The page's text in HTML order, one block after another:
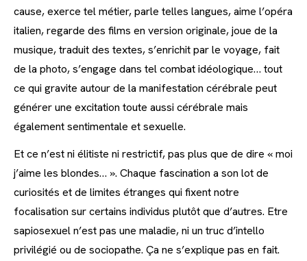
cause, exerce tel métier, parle telles langues, aime l’opéra
italien, regarde des films en version originale, joue de la
musique, traduit des textes, s’enrichit par le voyage, fait
de la photo, s’engage dans tel combat idéologique… tout
ce qui gravite autour de la manifestation cérébrale peut
générer une excitation toute aussi cérébrale mais
également sentimentale et sexuelle.
Et ce n’est ni élitiste ni restrictif, pas plus que de dire « moi
j’aime les blondes… ». Chaque fascination a son lot de
curiosités et de limites étranges qui fixent notre
focalisation sur certains individus plutôt que d’autres. Etre
sapiosexuel n’est pas une maladie, ni un truc d’intello
privilégié ou de sociopathe. Ça ne s’explique pas en fait.